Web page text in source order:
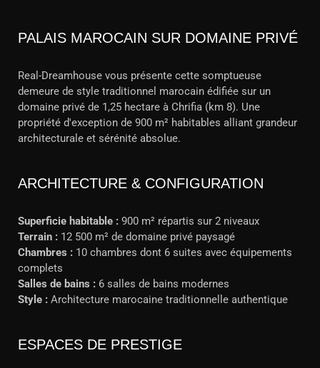
PALAIS MAROCAIN SUR DOMAINE PRIVÉ
Real-Dreamhouse vous présente cette somptueuse
demeure de style traditionnel marocain édifiée sur un
domaine privé de 1,25 hectare à Chrifia (km 8). Une
propriété d'exception de 900 m² habitables alliant grandeur
architecturale et sérénité absolue.
ARCHITECTURE & CONFIGURATION
Superficie habitable : 900 m² répartis sur 2 niveaux
Terrain : 12 500 m² de domaine privé paysagé
Chambres : 10 chambres dont 6 suites avec équipements
complets
Salles de bains : 6 salles de bains modernes
Style : Architecture marocaine traditionnelle authentique
ESPACES DE PRESTIGE